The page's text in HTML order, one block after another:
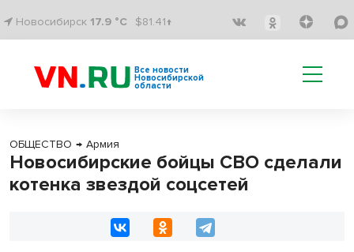
Новосибирск 17.9 °C $81.41↑
Все новости
Новосибирской
области
ОБЩЕСТВО → Армия
Новосибирские бойцы СВО сделали
котенка звездой соцсетей